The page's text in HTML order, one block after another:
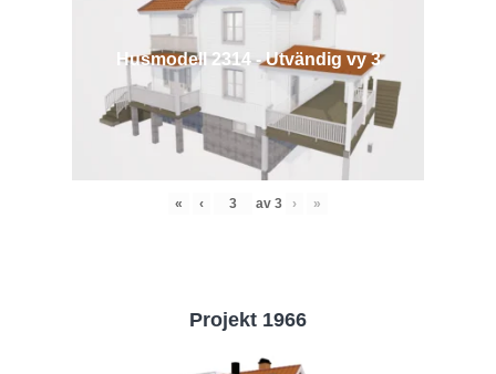
Husmodell 2314 - Utvändig vy 3
« ‹ av 3 › »
Projekt 1966